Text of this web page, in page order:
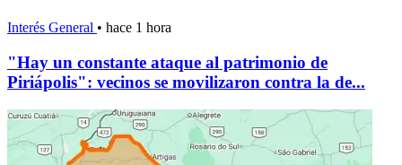
Interés General • hace 1 hora
"Hay un constante ataque al patrimonio de
Piriápolis": vecinos se movilizaron contra la de...